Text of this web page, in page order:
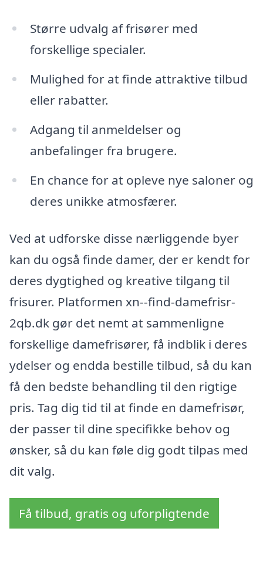
Større udvalg af frisører med
forskellige specialer.
Mulighed for at finde attraktive tilbud
eller rabatter.
Adgang til anmeldelser og
anbefalinger fra brugere.
En chance for at opleve nye saloner og
deres unikke atmosfærer.
Ved at udforske disse nærliggende byer
kan du også finde damer, der er kendt for
deres dygtighed og kreative tilgang til
frisurer. Platformen xn--find-damefrisr-
2qb.dk gør det nemt at sammenligne
forskellige damefrisører, få indblik i deres
ydelser og endda bestille tilbud, så du kan
få den bedste behandling til den rigtige
pris. Tag dig tid til at finde en damefrisør,
der passer til dine specifikke behov og
ønsker, så du kan føle dig godt tilpas med
dit valg.
Få tilbud, gratis og uforpligtende